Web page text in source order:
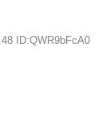
ID:QWR9bFcA0